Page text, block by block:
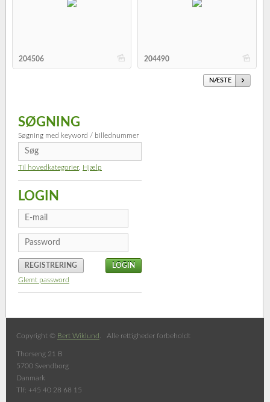
b
204506 b
204490
NÆSTE
SØGNING
Søgning med keyword / billednummer
Til hovedkategorier Hjælp
LOGIN
REGISTRERING
Glemt password
Copyright © Bert Wiklund . Alle rettigheder forbeholdt
Thorseng 21 B
5700 Svendborg
Danmark
Tlf: +45 40 28 68 15